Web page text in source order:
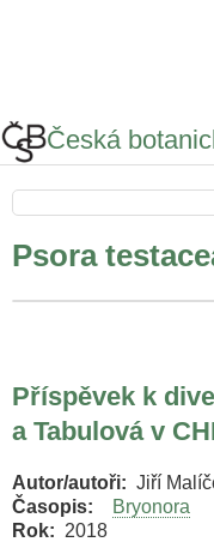
Česká
Psora
Příspěvek k
a Tabulová v
Autor/autoři
Jiří
Časopis
Bryonora
Rok
2018